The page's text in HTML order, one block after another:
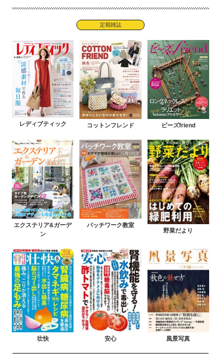
定期雑誌
レディブティック コットンフレンド ビーズfriend
エクステリア&ガーデ
ン
パッチワーク教室
野菜だより
壮快 安心 風景写真